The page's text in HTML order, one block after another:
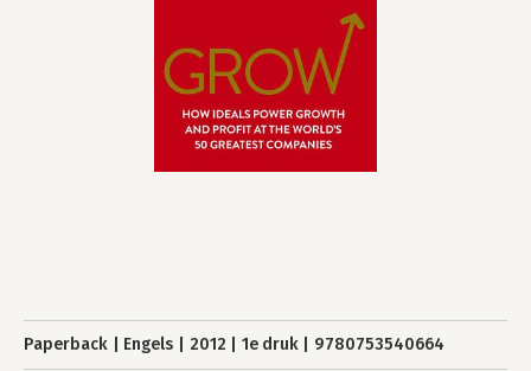
Paperback Engels 2012 1e druk 9780753540664